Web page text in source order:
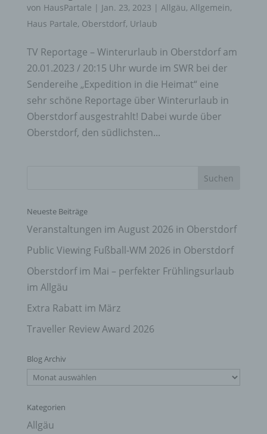
von HausPartale | Jan. 23, 2023 | Allgäu, Allgemein,
Haus Partale, Oberstdorf, Urlaub
TV Reportage – Winterurlaub in Oberstdorf am
20.01.2023 / 20:15 Uhr wurde im SWR bei der
Sendereihe „Expedition in die Heimat“ eine
sehr schöne Reportage über Winterurlaub in
Oberstdorf ausgestrahlt! Dabei wurde über
Oberstdorf, den südlichsten...
Neueste Beiträge
Veranstaltungen im August 2026 in Oberstdorf
Public Viewing Fußball-WM 2026 in Oberstdorf
Oberstdorf im Mai – perfekter Frühlingsurlaub
im Allgäu
Extra Rabatt im März
Traveller Review Award 2026
Blog Archiv
Blog
Kategorien
Allgäu